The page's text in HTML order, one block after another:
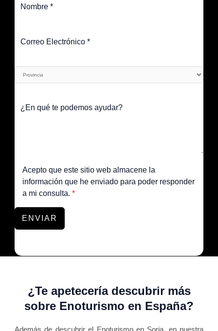
Acepto que este sitio web almacene la
información que he enviado para poder responder
a mi consulta. *
ENVIAR
¿Te apetecería descubrir más
sobre Enoturismo en España?
Además de descubrir el Enoturismo en Soria, en nuestra